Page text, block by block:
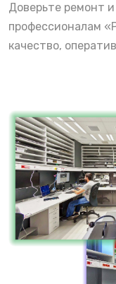
Доверьте ремонт
профессионалам
качество,